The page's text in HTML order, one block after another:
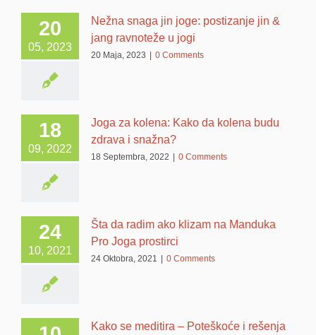
20
05, 2023
Nežna snaga jin joge: postizanje jin &
jang ravnoteže u jogi
20 Maja, 2023 | 0 Comments
18
09, 2022
Joga za kolena: Kako da kolena budu
zdrava i snažna?
18 Septembra, 2022 | 0 Comments
24
10, 2021
Šta da radim ako klizam na Manduka
Pro Joga prostirci
24 Oktobra, 2021 | 0 Comments
Kako se meditira – Poteškoće i rešenja